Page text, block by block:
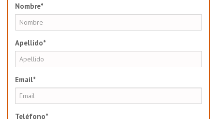
Nombre*
Apellido*
Email*
Teléfono*